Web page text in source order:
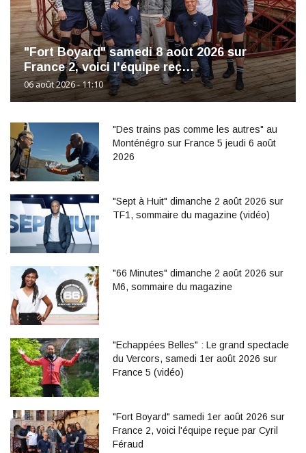
"Fort Boyard" samedi 8 août 2026 sur
France 2, voici l'équipe reç…
06 août 2026 - 11:10
"Des trains pas comme les autres" au
Monténégro sur France 5 jeudi 6 août
2026
"Sept à Huit" dimanche 2 août 2026 sur
TF1, sommaire du magazine (vidéo)
"66 Minutes" dimanche 2 août 2026 sur
M6, sommaire du magazine
"Echappées Belles" : Le grand spectacle
du Vercors, samedi 1er août 2026 sur
France 5 (vidéo)
"Fort Boyard" samedi 1er août 2026 sur
France 2, voici l'équipe reçue par Cyril
Féraud